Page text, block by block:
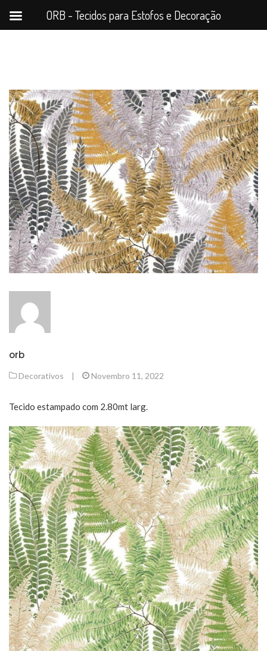
orb
Decorativos | Novembro 11, 2022
Tecido estampado com 2.80mt larg.
ORB - Tecidos para Estofos e Decoração